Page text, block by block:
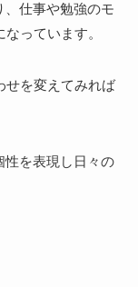
、仕事や勉強のモ
なっています。
せを変えてみれば
性を表現し日々の